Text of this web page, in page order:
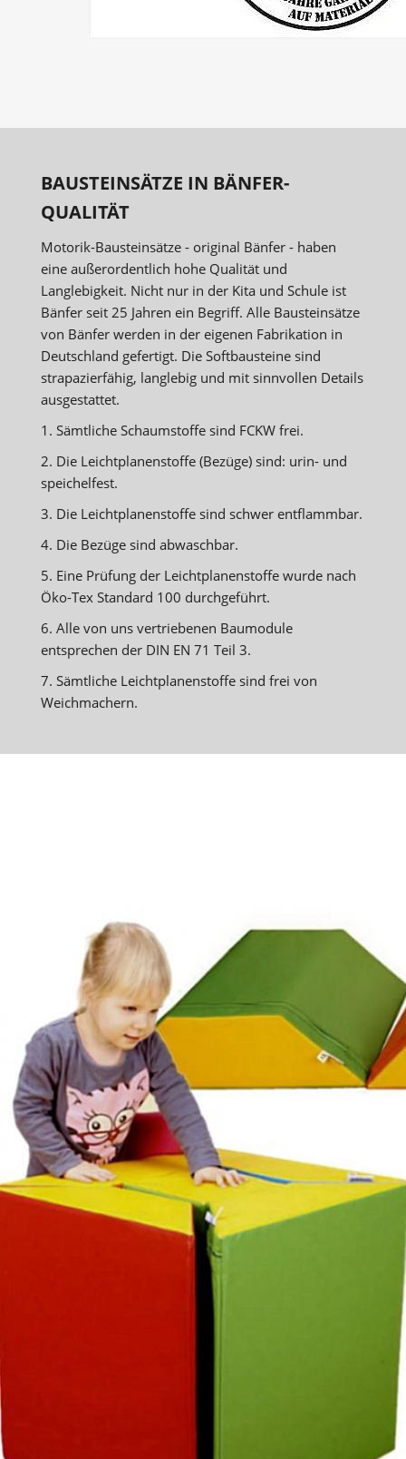
BAUSTEINSÄTZE IN BÄNFER-
QUALITÄT
Motorik-Bausteinsätze - original Bänfer - haben
eine außerordentlich hohe Qualität und
Langlebigkeit. Nicht nur in der Kita und Schule ist
Bänfer seit 25 Jahren ein Begriff. Alle Bausteinsätze
von Bänfer werden in der eigenen Fabrikation in
Deutschland gefertigt. Die Softbausteine sind
strapazierfähig, langlebig und mit sinnvollen Details
ausgestattet.
1. Sämtliche Schaumstoffe sind FCKW frei.
2. Die Leichtplanenstoffe (Bezüge) sind: urin- und
speichelfest.
3. Die Leichtplanenstoffe sind schwer entflammbar.
4. Die Bezüge sind abwaschbar.
5. Eine Prüfung der Leichtplanenstoffe wurde nach
Öko-Tex Standard 100 durchgeführt.
6. Alle von uns vertriebenen Baumodule
entsprechen der DIN EN 71 Teil 3.
7. Sämtliche Leichtplanenstoffe sind frei von
Weichmachern.